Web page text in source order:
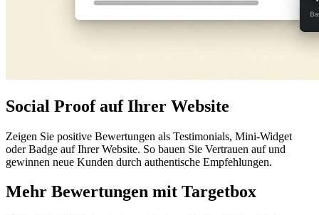
Social Proof auf Ihrer Website
Zeigen Sie positive Bewertungen als Testimonials, Mini-Widget
oder Badge auf Ihrer Website. So bauen Sie Vertrauen auf und
gewinnen neue Kunden durch authentische Empfehlungen.
Mehr Bewertungen mit Targetbox